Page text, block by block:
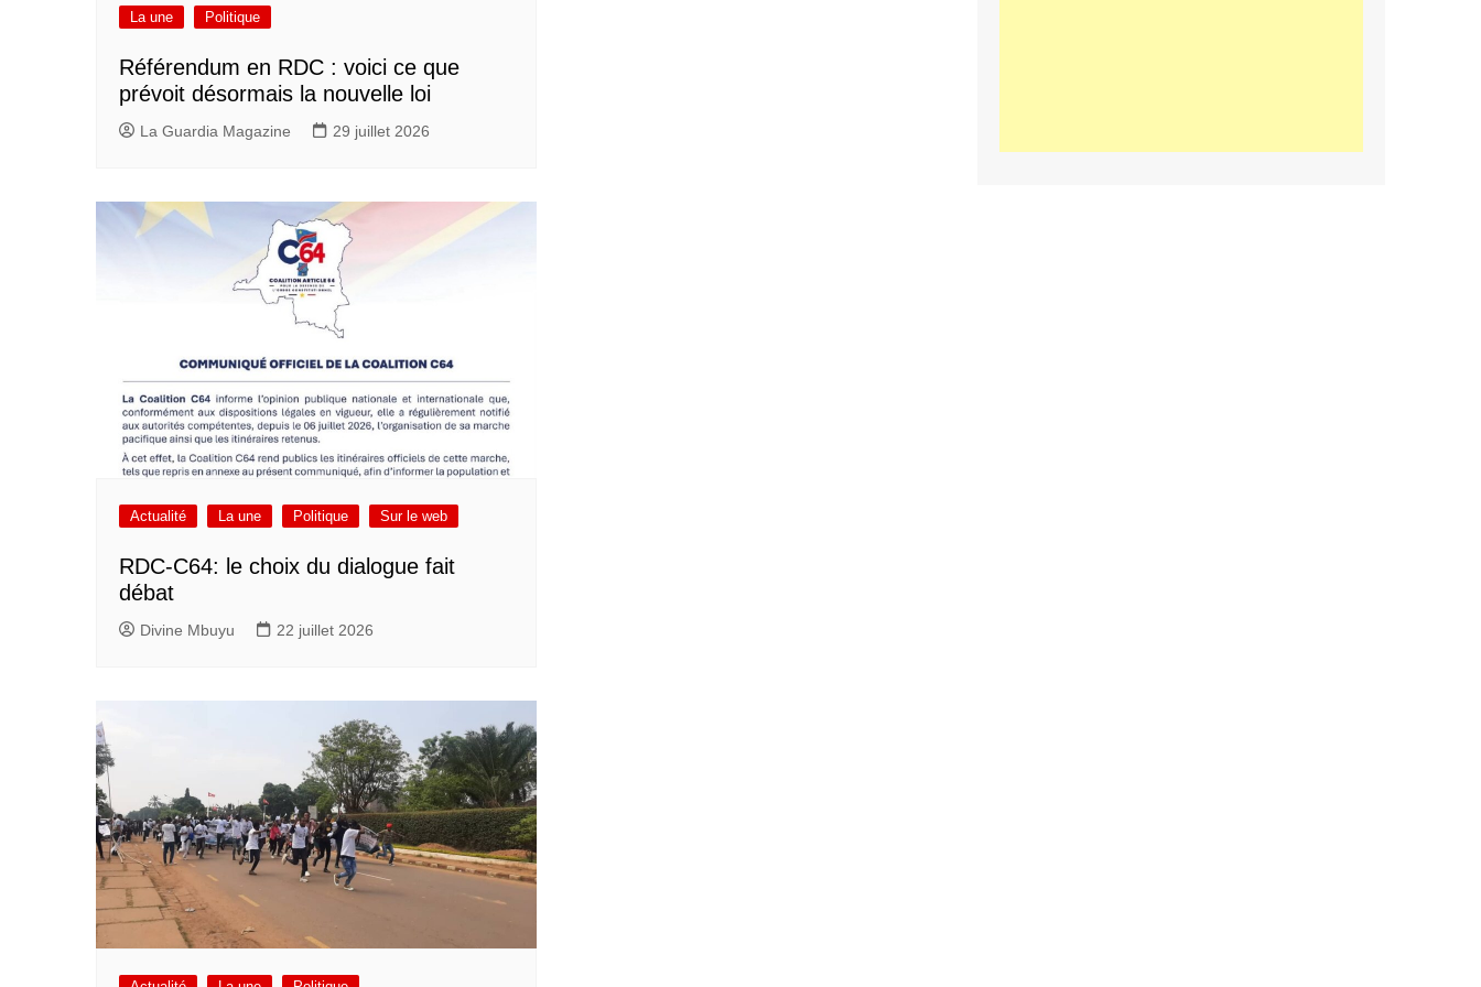
La une Politique
Référendum en RDC : voici ce que
prévoit désormais la nouvelle loi
La Guardia Magazine 29 juillet 2026
Actualité La une Politique Sur le web
RDC-C64: le choix du dialogue fait
débat
Divine Mbuyu 22 juillet 2026